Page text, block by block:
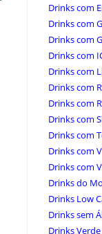
Drinks com
Drinks com
Drinks com
Drinks com
Drinks com
Drinks com
Drinks com
Drinks com
Drinks com
Drinks com
Drinks com
Drinks do
Drinks Low
Drinks sem
Drinks Verde